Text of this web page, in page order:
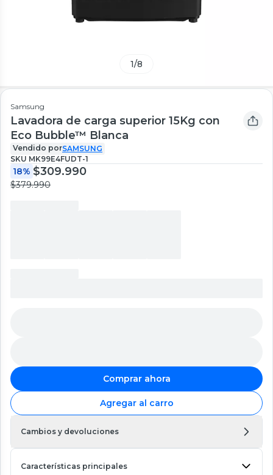
1/8
Samsung
Lavadora de carga superior 15Kg con
Eco Bubble™ Blanca
Vendido porSAMSUNG
SKU MK99E4FUDT-1
18% $309.990
$379.990
Comprar ahora
Agregar al carro
Cambios y devoluciones
Características principales